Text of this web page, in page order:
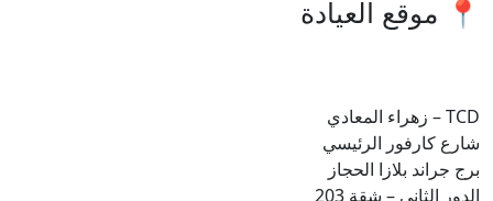
📍 موقع العيادة
TCD – زهراء المعادي
شارع كارفور الرئيسي
برج جراند بلازا الحجاز
الدور الثاني – شقة 203